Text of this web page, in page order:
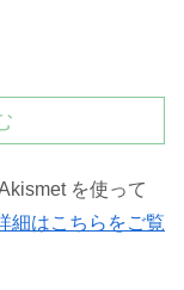
を使って
細はこちらをご覧